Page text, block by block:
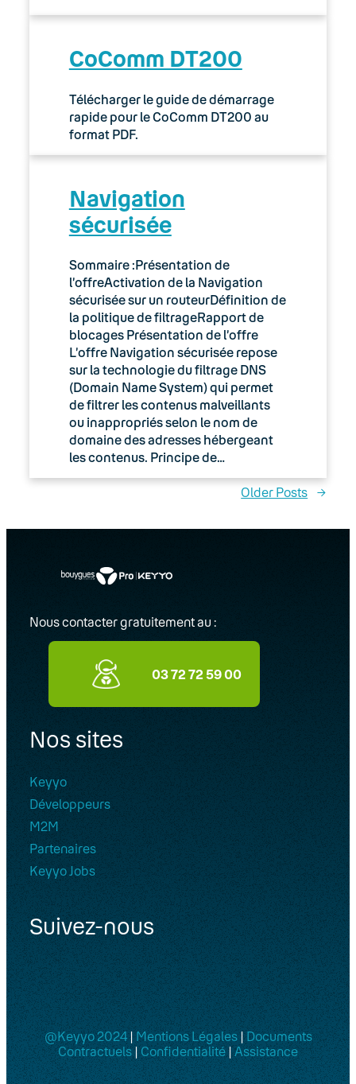
CoComm DT200
Télécharger le guide de démarrage
rapide pour le CoComm DT200 au
format PDF.
Navigation
sécurisée
Sommaire :Présentation de
l’offreActivation de la Navigation
sécurisée sur un routeurDéfinition de
la politique de filtrageRapport de
blocages Présentation de l’offre
L’offre Navigation sécurisée repose
sur la technologie du filtrage DNS
(Domain Name System) qui permet
de filtrer les contenus malveillants
ou inappropriés selon le nom de
domaine des adresses hébergeant
les contenus. Principe de…
Older Posts →
Nous contacter gratuitement au :
03 72 72 59 00
Nos sites
Keyyo
Développeurs
M2M
Partenaires
Keyyo Jobs
Suivez-nous
@Keyyo 2024| Mentions Légales|Documents
Contractuels|Confidentialité|Assistance